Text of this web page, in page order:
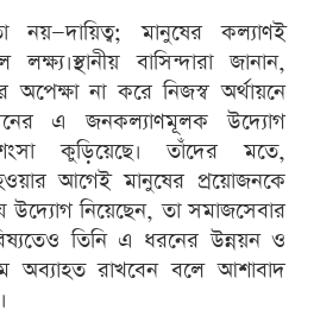
মানুষের কল্যাণই
বাসিন্দারা জানান,
অপেক্ষা না করে নিজস্ব অর্থায়নে
এ জনকল্যাণমূলক উদ্যোগ
কুড়িয়েছে। তাঁদের মতে,
হওয়ার আগেই মানুষের প্রয়োজনকে
উদ্যোগ নিয়েছেন, তা সমাজসেবার
তিনি এ ধরনের উন্নয়ন ও
অব্যাহত রাখবেন বলে আশাবাদ